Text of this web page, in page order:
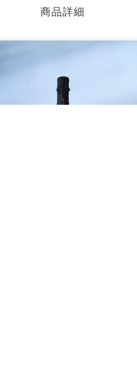
商品詳細